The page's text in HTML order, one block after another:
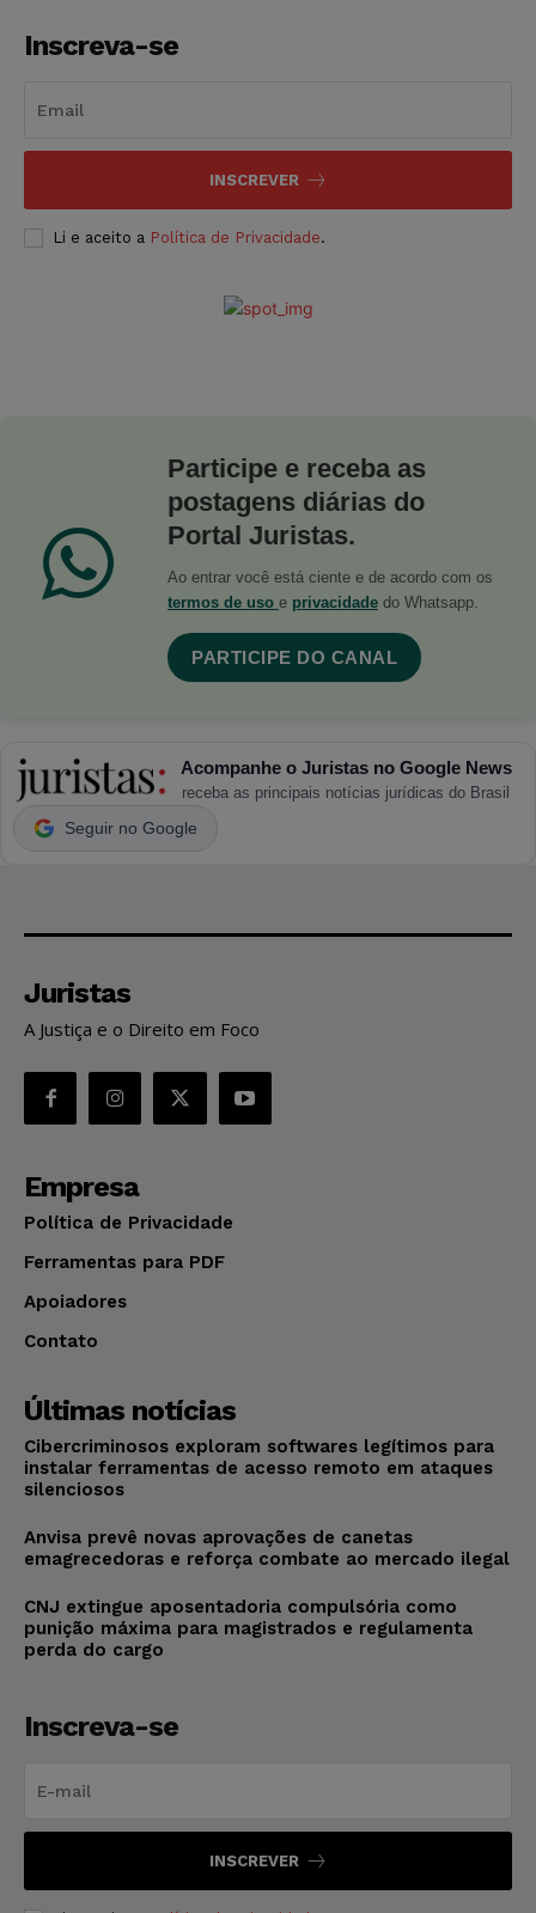
Inscreva-se
INSCREVER
Li e aceito a Política de Privacidade.
Participe e receba as
postagens diárias do
Portal Juristas.
Ao entrar você está ciente e de acordo com os
termos de uso e privacidade do Whatsapp.
PARTICIPE DO CANAL
Acompanhe o Juristas no Google News
receba as principais notícias jurídicas do Brasil
Seguir no Google
Juristas
A Justiça e o Direito em Foco
Empresa
Política de Privacidade
Ferramentas para PDF
Apoiadores
Contato
Últimas notícias
Cibercriminosos exploram softwares legítimos para
instalar ferramentas de acesso remoto em ataques
silenciosos
Anvisa prevê novas aprovações de canetas
emagrecedoras e reforça combate ao mercado ilegal
CNJ extingue aposentadoria compulsória como
punição máxima para magistrados e regulamenta
perda do cargo
Inscreva-se
INSCREVER